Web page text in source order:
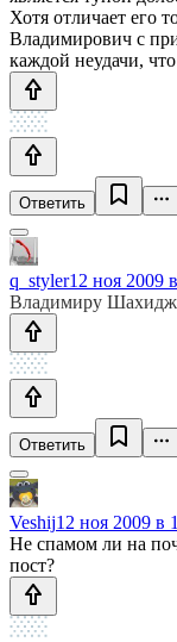
Хотя отличает его
Владимирович с
каждой неудачи,
Ответить
q_styler12 ноя 2009
Владимиру
Ответить
Veshij12 ноя 2009 в
Не спамом ли на
пост?